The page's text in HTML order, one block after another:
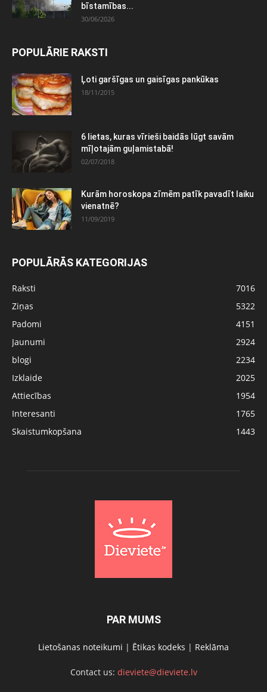
bīstamības...
30/06/2026
POPULĀRIE RAKSTI
Ļoti garšīgas un gaisīgas pankūkas
18/11/2015
6 lietas, kuras vīrieši baidās lūgt savām
mīļotajām guļamistabā!
02/07/2018
Kurām horoskopa zīmēm patīk pavadīt laiku
vienatnē?
11/09/2019
POPULĀRĀS KATEGORIJAS
Raksti
7016
Ziņas
5322
Padomi
4151
Jaunumi
2924
blogi
2234
Izklaide
2025
Attiecības
1954
Interesanti
1765
Skaistumkopšana
1443
PAR MUMS
Lietošanas noteikumi | Ētikas kodeks | Reklāma
Contact us: dieviete@dieviete.lv